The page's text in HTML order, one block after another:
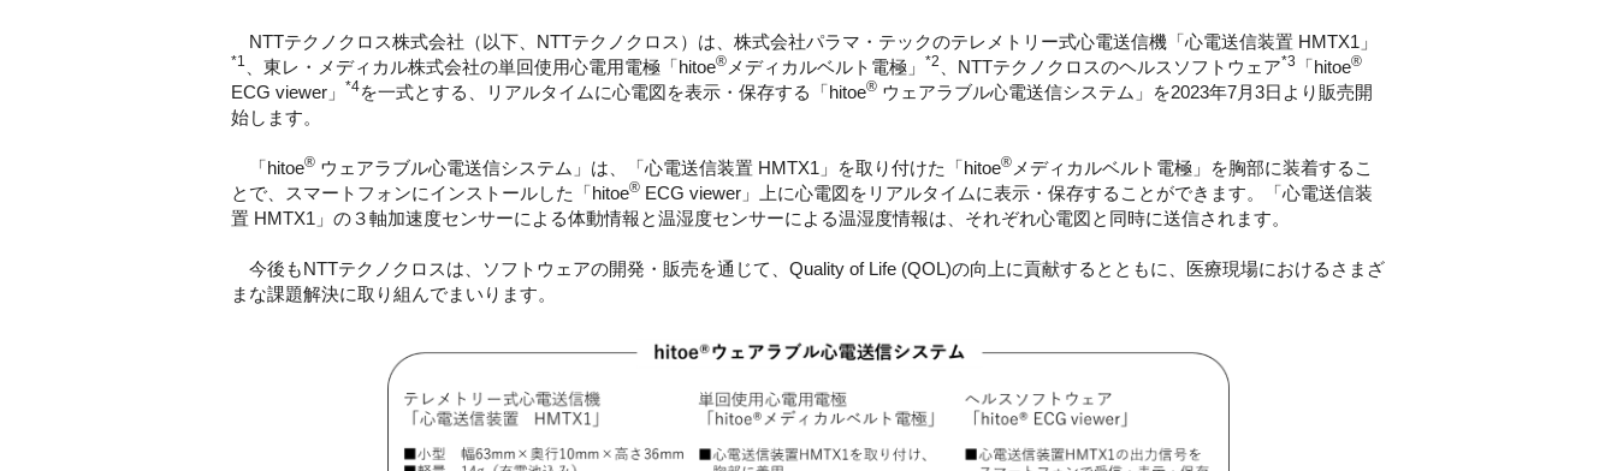
NTTテクノクロス株式会社（以下、NTTテクノクロス）は、株式会社パラマ・テックのテレメトリー式心電送信機「心電送信装置 HMTX1」
*1 、東レ・メディカル株式会社の単回使用心電用電極「hitoe® メディカルベルト電極」 *2 、NTTテクノクロスのヘルスソフトウェア*3 「hitoe®
ECG viewer」 *4を一式とする、リアルタイムに心電図を表示・保存する「hitoe® ウェアラブル心電送信システム」を2023年7月3日より販売開
始します。
「hitoe® ウェアラブル心電送信システム」は、「心電送信装置 HMTX1」を取り付けた「hitoe® メディカルベルト電極」を胸部に装着するこ
とで、スマートフォンにインストールした「hitoe® ECG viewer」上に心電図をリアルタイムに表示・保存することができます。「心電送信装
置 HMTX1」の３軸加速度センサーによる体動情報と温湿度センサーによる温湿度情報は、それぞれ心電図と同時に送信されます。
今後もNTTテクノクロスは、ソフトウェアの開発・販売を通じて、Quality of Life (QOL)の向上に貢献するとともに、医療現場におけるさまざ
まな課題解決に取り組んでまいります。